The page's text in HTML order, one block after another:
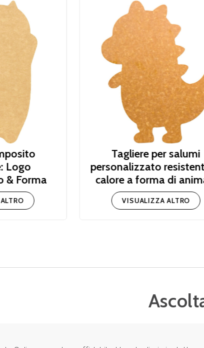
Logo
& Forma
Tagliere per salumi
personalizzato
calore a forma di
VISUALIZZA ALTRO